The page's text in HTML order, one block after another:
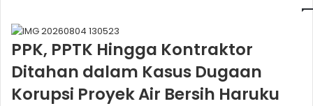
PPK, PPTK Hingga Kontraktor
Ditahan dalam Kasus Dugaan
Korupsi Proyek Air Bersih Haruku